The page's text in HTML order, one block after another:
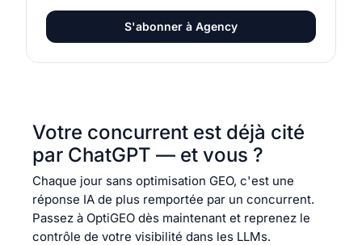
S'abonner à Agency
Votre concurrent est déjà cité
par ChatGPT — et vous ?
Chaque jour sans optimisation GEO, c'est une
réponse IA de plus remportée par un concurrent.
Passez à OptiGEO dès maintenant et reprenez le
contrôle de votre visibilité dans les LLMs.